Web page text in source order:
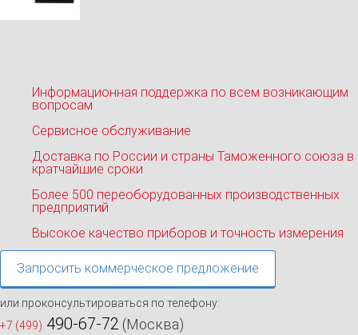
Информационная поддержка по всем возникающим
вопросам
Сервисное обслуживание
Доставка по России и страны Таможенного союза в
кратчайшие сроки
Более 500 переоборудованных производственных
предприятий
Высокое качество приборов и точность измерения
Запросить коммерческое предложение
или проконсультироваться по телефону:
+7 (499) 490-67-72 (Москва)